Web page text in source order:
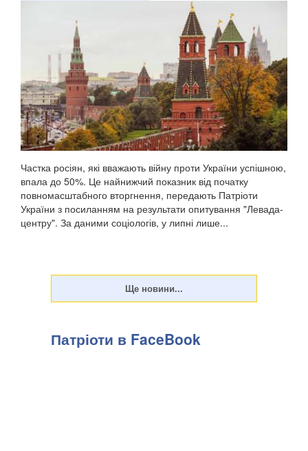
Частка росіян, які вважають війну проти України успішною,
впала до 50%. Це найнижчий показник від початку
повномасштабного вторгнення, передають Патріоти
України з посиланням на результати опитування "Левада-
центру". За даними соціологів, у липні лише...
Патріоти в FaceBook